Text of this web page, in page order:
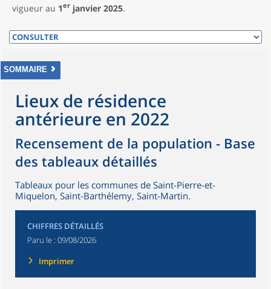
vigueur au 1er janvier 2025.
SOMMAIRE
Lieux de résidence
antérieure en 2022
Recensement de la population - Base
des tableaux détaillés
Tableaux pour les communes de Saint-Pierre-et-
Miquelon, Saint-Barthélemy, Saint-Martin.
CHIFFRES DÉTAILLÉS
Paru le : 09/08/2026
Imprimer